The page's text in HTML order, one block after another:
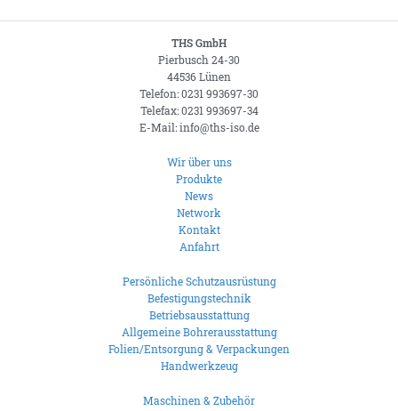
THS GmbH
Pierbusch 24-30
44536 Lünen
Telefon: 0231 993697-30
Telefax: 0231 993697-34
E-Mail: info@ths-iso.de
Wir über uns
Produkte
News
Network
Kontakt
Anfahrt
Persönliche Schutzausrüstung
Befestigungstechnik
Betriebsausstattung
Allgemeine Bohrerausstattung
Folien/Entsorgung & Verpackungen
Handwerkzeug
Maschinen & Zubehör